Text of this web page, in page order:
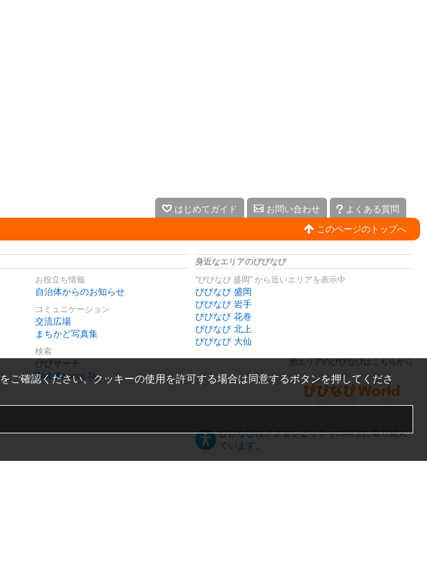
はじめてガイド お問い合わせ
よくある質問
このページのトップへ
お役立ち情報
自治体からのお知らせ
コミュニケーション
交流広場
まちかど写真集
検索
びびサーチ
Web Access No.
身近なエリアのびびなび
"びびなび 盛岡" から近いエリアを表示中
びびなび 盛岡
びびなび 岩手
びびなび 花巻
びびなび 北上
びびなび 大仙
他エリアのびびなびはこちらから
びびなびはアクセシビリティの向上に取り組ん
でいます。
をご確認ください。クッキーの使用を許可する場合は同意するボタンを押してくださ